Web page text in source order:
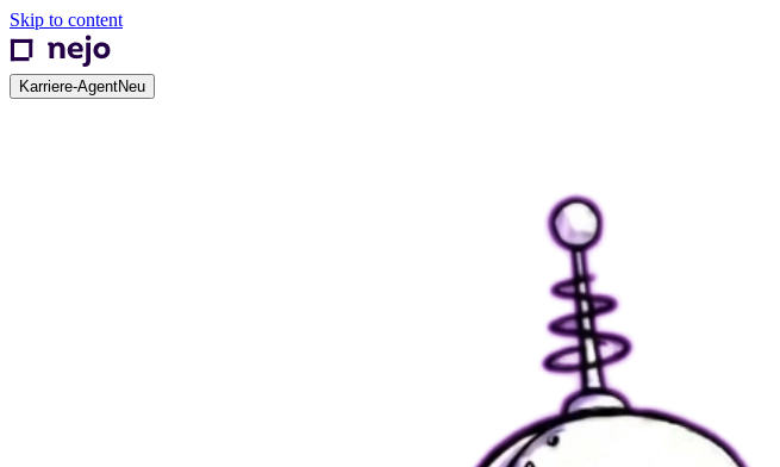
Skip to content
Karriere-AgentNeu